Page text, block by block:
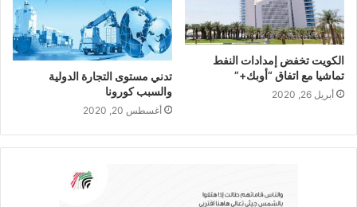
الكويت تخفض إمدادات النفط
تماشيا مع اتفاق “أوبك+”
أبريل 26, 2020
تدني مستوى التجارة الدولية
والسبب كورونا
أغسطس 20, 2020